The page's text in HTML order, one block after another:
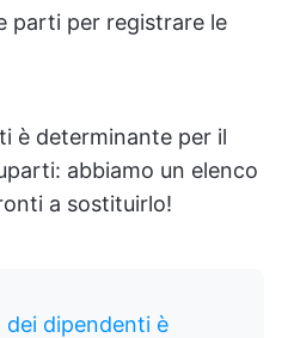
parti per registrare le
è determinante per il
abbiamo un elenco
a sostituirlo!
dei dipendenti è